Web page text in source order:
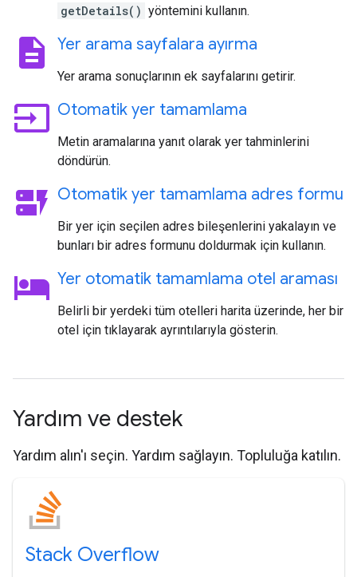
getDetails() yöntemini kullanın.
description Yer arama sayfalara ayırma
Yer arama sonuçlarının ek sayfalarını getirir.
input Otomatik yer tamamlama
Metin aramalarına yanıt olarak yer tahminlerini
döndürün.
dynamic_form Otomatik yer tamamlama adres formu
Bir yer için seçilen adres bileşenlerini yakalayın ve
bunları bir adres formunu doldurmak için kullanın.
hotel Yer otomatik tamamlama otel araması
Belirli bir yerdeki tüm otelleri harita üzerinde, her bir
otel için tıklayarak ayrıntılarıyla gösterin.
Yardım ve destek
Yardım alın'ı seçin. Yardım sağlayın. Topluluğa katılın.
Stack Overflow